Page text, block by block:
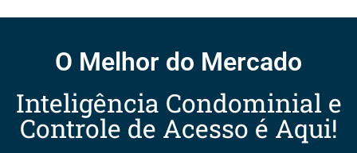
O Melhor do Mercado
Inteligência Condominial e
Controle de Acesso é Aqui!